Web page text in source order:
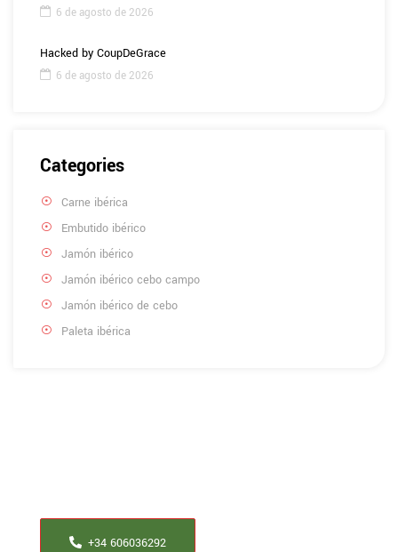
6 de agosto de 2026
Hacked by CoupDeGrace
6 de agosto de 2026
Categories
Carne ibérica
Embutido ibérico
Jamón ibérico
Jamón ibérico cebo campo
Jamón ibérico de cebo
Paleta ibérica
+34 606036292